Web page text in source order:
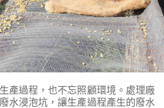
產過程，也不忘照顧環境。處理廠
水浸泡坑，讓生產過程產生的廢水